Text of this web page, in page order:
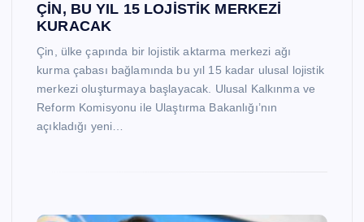
ÇİN, BU YIL 15 LOJİSTİK MERKEZİ
KURACAK
Çin, ülke çapında bir lojistik aktarma merkezi ağı
kurma çabası bağlamında bu yıl 15 kadar ulusal lojistik
merkezi oluşturmaya başlayacak. Ulusal Kalkınma ve
Reform Komisyonu ile Ulaştırma Bakanlığı’nın
açıkladığı yeni…